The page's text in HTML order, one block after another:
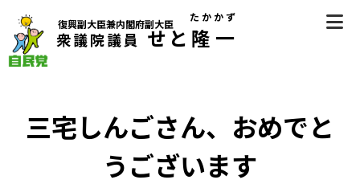
content
復興副大臣兼内閣府副大臣
衆議院議員 せと 隆一
たかかず
（せとたかかず）公式サイト
三宅しんごさん、おめでと
うございます